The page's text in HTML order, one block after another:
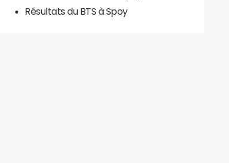
Résultats du BTS à Spoy